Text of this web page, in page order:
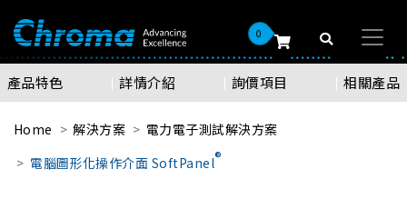
0
產品特色 詳情介紹 詢價項目 相關產品
Home 解決方案
電力電子測試解決方案
電腦圖形化操作介面 SoftPanel®